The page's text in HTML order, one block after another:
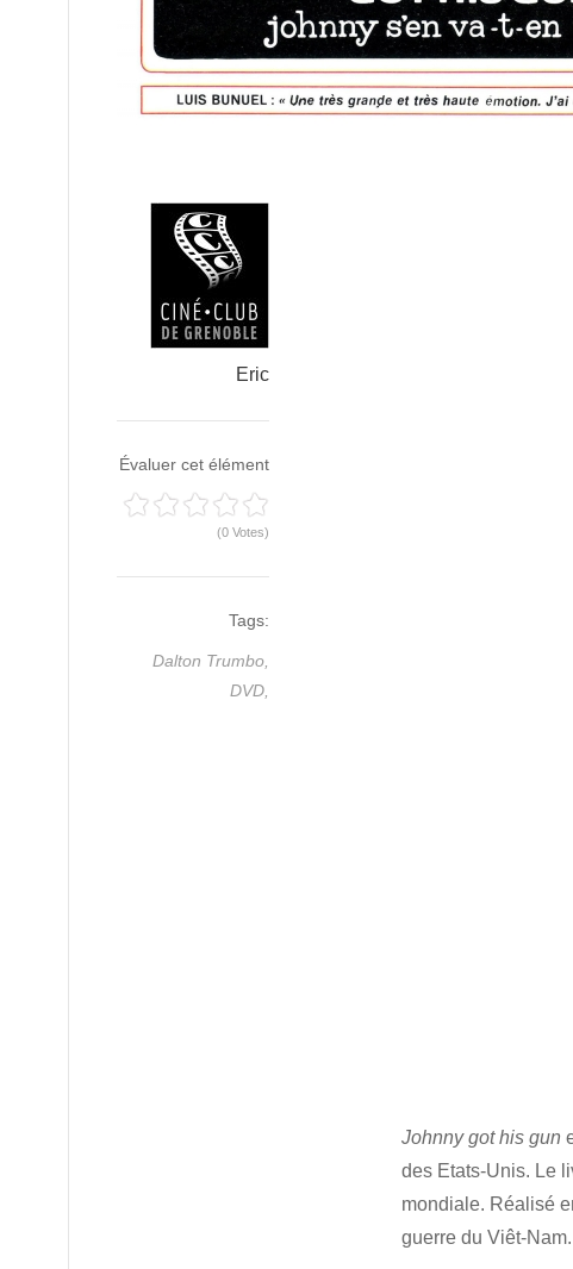
Eric
Évaluer cet élément
(0 Votes)
Tags:
Dalton Trumbo,
DVD,
Johnny got his gun
des Etats-Unis. Le
mondiale. Réalisé
guerre du Viêt-